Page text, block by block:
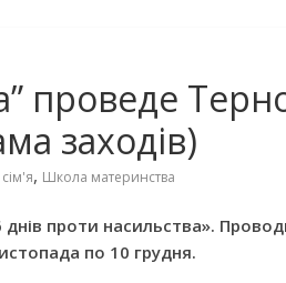
проведе
заходів)
сім'я, Школа материнства
проти насильства».
по 10 грудня.